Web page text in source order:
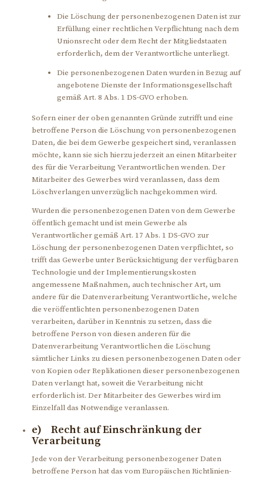
Die Löschung der personenbezogenen Daten ist zur
Erfüllung einer rechtlichen Verpflichtung nach dem
Unionsrecht oder dem Recht der Mitgliedstaaten
erforderlich, dem der Verantwortliche unterliegt.
Die personenbezogenen Daten wurden in Bezug auf
angebotene Dienste der Informationsgesellschaft
gemäß Art. 8 Abs. 1 DS-GVO erhoben.
Sofern einer der oben genannten Gründe zutrifft und eine
betroffene Person die Löschung von personenbezogenen
Daten, die bei dem Gewerbe gespeichert sind, veranlassen
möchte, kann sie sich hierzu jederzeit an einen Mitarbeiter
des für die Verarbeitung Verantwortlichen wenden. Der
Mitarbeiter des Gewerbes wird veranlassen, dass dem
Löschverlangen unverzüglich nachgekommen wird.
Wurden die personenbezogenen Daten von dem Gewerbe
öffentlich gemacht und ist mein Gewerbe als
Verantwortlicher gemäß Art. 17 Abs. 1 DS-GVO zur
Löschung der personenbezogenen Daten verpflichtet, so
trifft das Gewerbe unter Berücksichtigung der verfügbaren
Technologie und der Implementierungskosten
angemessene Maßnahmen, auch technischer Art, um
andere für die Datenverarbeitung Verantwortliche, welche
die veröffentlichten personenbezogenen Daten
verarbeiten, darüber in Kenntnis zu setzen, dass die
betroffene Person von diesen anderen für die
Datenverarbeitung Verantwortlichen die Löschung
sämtlicher Links zu diesen personenbezogenen Daten oder
von Kopien oder Replikationen dieser personenbezogenen
Daten verlangt hat, soweit die Verarbeitung nicht
erforderlich ist. Der Mitarbeiter des Gewerbes wird im
Einzelfall das Notwendige veranlassen.
e) Recht auf Einschränkung der
Verarbeitung
Jede von der Verarbeitung personenbezogener Daten
betroffene Person hat das vom Europäischen Richtlinien-